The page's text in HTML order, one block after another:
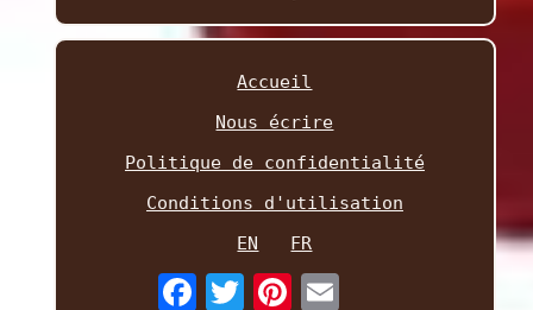
Accueil
Nous écrire
Politique de confidentialité
Conditions d'utilisation
EN
FR